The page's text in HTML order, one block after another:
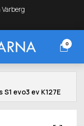
0
evo3 ev K127E